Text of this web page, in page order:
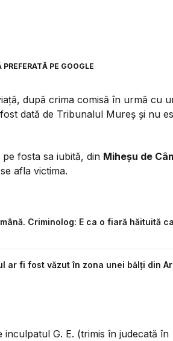
PE GOOGLE
după crima comisă în urmă cu
dată de Tribunalul Mureș și nu
fosta sa iubită, din Miheșu de
afla victima.
Criminolog: E ca o fiară hăituită
ar fi fost văzut în zona unei bălți din
inculpatul G. E. (trimis în judecată în